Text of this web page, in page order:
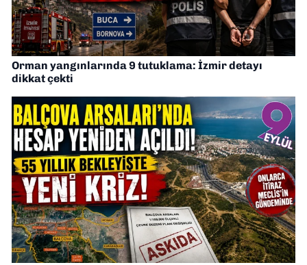
Orman yangınlarında 9 tutuklama: İzmir detayı
dikkat çekti